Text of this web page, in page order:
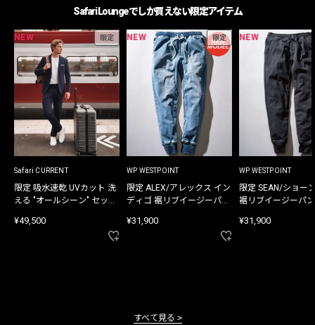
Safari Loungeでしか買えない限定アイテム
NEW 限定
Safari CURRENT
限定 吸水速乾 UVカット 洗
える "オールシーン" セット
¥49,500
NEW 限定
WP WESTPOINT
限定 ALEX/アレックス イン
ディゴ 裾リブイージーパン
¥31,900
NEW
WP WESTPOINT
限定 SEAN/ショー
裾リブイージーパ
¥31,900
すべて見る